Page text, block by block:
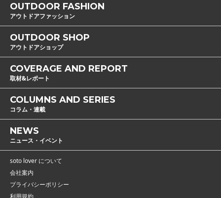
OUTDOOR FASHION
アウトドアファッション
OUTDOOR SHOP
アウトドアショップ
COVERAGE AND REPORT
取材&レポート
COLUMNS AND SERIES
コラム・連載
NEWS
ニュース・イベント
soto lover について
会社案内
プライバシーポリシー
利用規約